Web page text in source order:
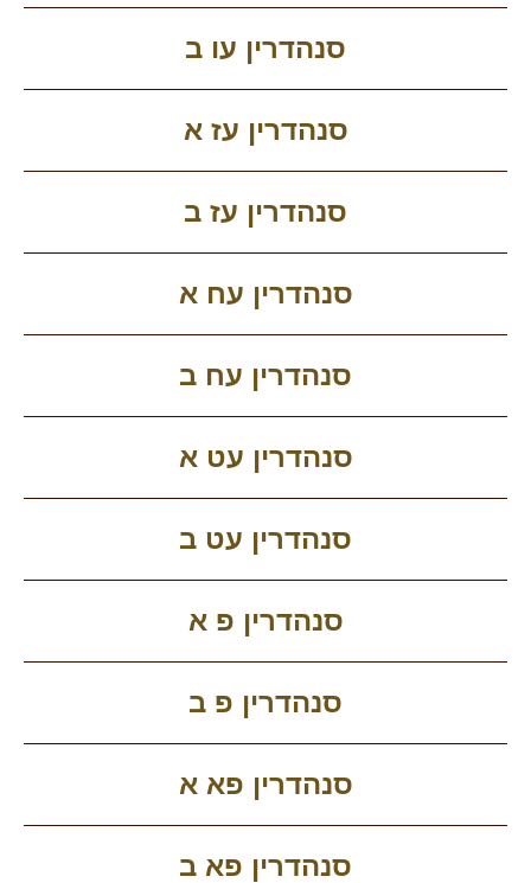
סנהדרין עו ב
סנהדרין עז א
סנהדרין עז ב
סנהדרין עח א
סנהדרין עח ב
סנהדרין עט א
סנהדרין עט ב
סנהדרין פ א
סנהדרין פ ב
סנהדרין פא א
סנהדרין פא ב